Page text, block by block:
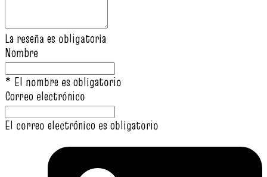
La reseña es obligatoria
Nombre
* El nombre es obligatorio
Correo electrónico
El correo electrónico es obligatorio